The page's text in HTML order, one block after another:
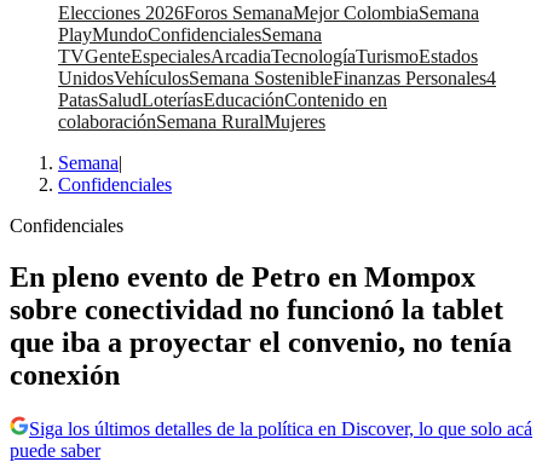
Elecciones 2026Foros SemanaMejor ColombiaSemana
PlayMundoConfidencialesSemana
TVGenteEspecialesArcadiaTecnologíaTurismoEstados
UnidosVehículosSemana SostenibleFinanzas Personales4
PatasSaludLoteríasEducaciónContenido en
colaboraciónSemana RuralMujeres
Semana|
Confidenciales
Confidenciales
En pleno evento de Petro en Mompox
sobre conectividad no funcionó la tablet
que iba a proyectar el convenio, no tenía
conexión
Siga los últimos detalles de la política en Discover, lo que solo acá
puede saber